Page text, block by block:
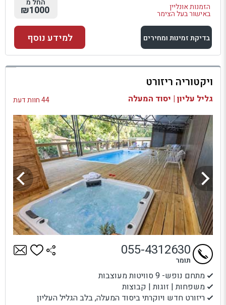
הזמנות אונליין
באישור בעל הצימר
החל מ
₪1000
בדיקת זמינות ומחירים
למתחם זה
בדיקת זמינות ומחירים
למידע נוסף
ויקטוריה ריזורט
גליל עליון | יסוד המעלה 44 חוות דעת
מתחם נופש- 9 סוויטות מעוצבות
משפחות | זוגות | קבוצות
ריזורט חדש ויוקרתי ביסוד המעלה, בלב הגליל העליון
055-4312630
תומר